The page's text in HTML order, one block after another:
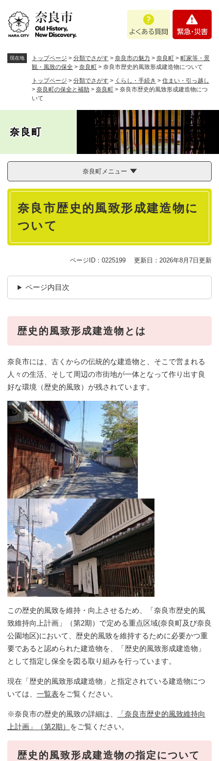
あ
問
・
現在地 トップページ > 分類でさがす > 奈良市の魅力 > 奈良町 > 町家等・景
観・風致の保全 > 奈良町 > 奈良市歴史的風致形成建造物について
トップページ > 分類でさがす > くらし・手続き > 住まい・引っ越し
> 奈良町の保全と補助 > 奈良町 > 奈良市歴史的風致形成建造物につ
いて
奈良町
奈良町メニュー
本
奈良市歴史的風致形成建造物に
ついて
ページID：0225199 更新日：2026年8月7日更新
ページ内目次
歴史的風致形成建造物とは
奈良市には、古くからの伝統的な建造物と、そこで営まれる
人々の生活、そして周辺の市街地が一体となって作り出す良
好な環境（歴史的風致）が残されています。
この歴史的風致を維持・向上させるため、「奈良市歴史的風
致維持向上計画」（第2期）で定める重点区域(奈良町及び奈良
公園地区)において、歴史的風致を維持するために必要かつ重
要であると認められた建造物を、「歴史的風致形成建造物」
として指定し保全を図る取り組みを行っています。
現在「歴史的風致形成建造物」と指定されている建造物につ
いては、 一覧表をご覧ください。
※奈良市の歴史的風致の詳細は、
「奈良市歴史的風致維持向
上計画」（第2期）
をご覧ください。
歴史的風致形成建造物の指定について